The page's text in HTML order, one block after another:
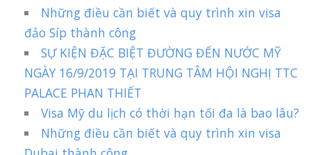
Những điều cần biết và quy trình xin visa
đảo Síp thành công
SỰ KIỆN ĐẶC BIỆT ĐƯỜNG ĐẾN NƯỚC MỸ
NGÀY 16/9/2019 TẠI TRUNG TÂM HỘI NGHỊ TTC
PALACE PHAN THIẾT
Visa Mỹ du lịch có thời hạn tối đa là bao lâu?
Những điều cần biết và quy trình xin visa